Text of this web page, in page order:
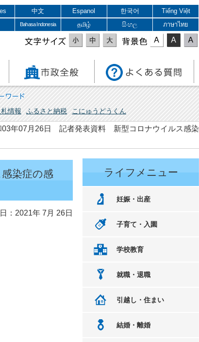
中文 Espanol 한국어
Tiếng Việt
Bahasa Indonesia தமிழ் සිංහල ภาษาไทย
文字サイズ 表示色
ワード
札情報 ふるさと納税 こにゅうどうくん
03年07月26日 記者発表資料 新型コロナウイルス感染
染症の感
：2021年 7月 26日
ライフメニュー
妊娠・出産
子育て・入園
学校教育
就職・退職
引越し・住まい
結婚・離婚